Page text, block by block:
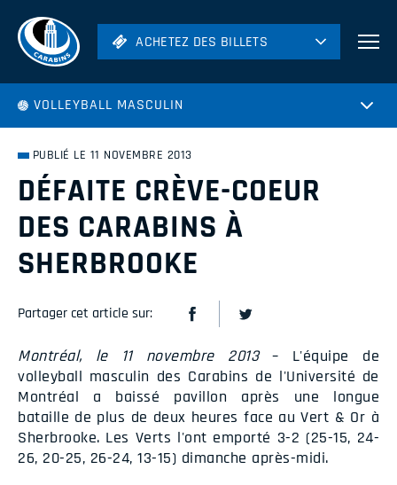
ACHETEZ DES BILLETS
Hockey
ACHETEZ DES BILLETS
VOLLEYBALL MASCULIN
PUBLIÉ LE 11 NOVEMBRE 2013
DÉFAITE CRÈVE-COEUR
DES CARABINS À
SHERBROOKE
Partager cet article sur:
Montréal, le 11 novembre 2013– L'équipe de
volleyball masculin des Carabins de l'Université de
Montréal a baissé pavillon après une longue
bataille de plus de deux heures face au Vert & Or à
Sherbrooke. Les Verts l'ont emporté 3-2 (25-15, 24-
26, 20-25, 26-24, 13-15) dimanche après-midi.